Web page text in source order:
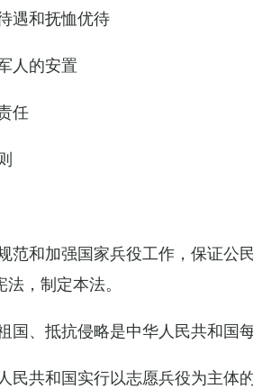
遇和抚恤优待
人的安置
任
范和加强国家兵役工作，保证公
，制定本法。
国、抵抗侵略是中华人民共和国
民共和国实行以志愿兵役为主体